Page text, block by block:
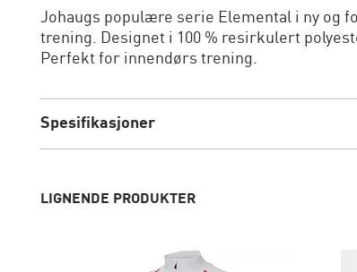
Johaugs populære serie Elemental i ny og
trening. Designet i 100 % resirkulert
Perfekt for innendørs trening.
Spesifikasjoner
LIGNENDE PRODUKTER